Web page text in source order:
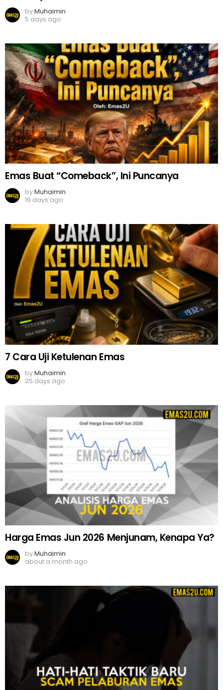
byMuhaimin
5 days ago
Emas Buat “Comeback”, Ini Puncanya
byMuhaimin
19 days ago
7 Cara Uji Ketulenan Emas
byMuhaimin
25 days ago
Harga Emas Jun 2026 Menjunam, Kenapa Ya?
byMuhaimin
about a month ago